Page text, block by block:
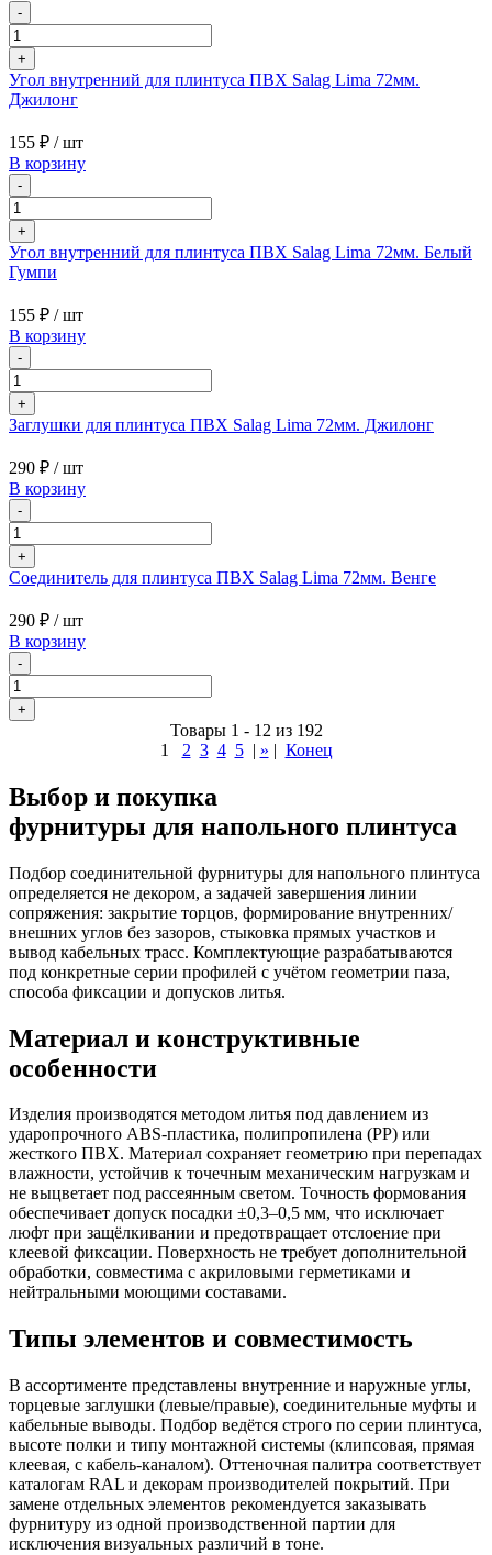
-
+
Угол внутренний для плинтуса ПВХ Salag Lima 72мм.
Джилонг
155 ₽ / шт
В корзину
-
+
Угол внутренний для плинтуса ПВХ Salag Lima 72мм. Белый
Гумпи
155 ₽ / шт
В корзину
-
+
Заглушки для плинтуса ПВХ Salag Lima 72мм. Джилонг
290 ₽ / шт
В корзину
-
+
Соединитель для плинтуса ПВХ Salag Lima 72мм. Венге
290 ₽ / шт
В корзину
-
+
Товары 1 - 12 из 192
1
2 3 4 5| » | Конец
Выбор и покупка
фурнитуры для напольного плинтуса
Подбор соединительной фурнитуры для напольного плинтуса
определяется не декором, а задачей завершения линии
сопряжения: закрытие торцов, формирование внутренних/
внешних углов без зазоров, стыковка прямых участков и
вывод кабельных трасс. Комплектующие разрабатываются
под конкретные серии профилей с учётом геометрии паза,
способа фиксации и допусков литья.
Материал и конструктивные
особенности
Изделия производятся методом литья под давлением из
ударопрочного ABS-пластика, полипропилена (PP) или
жесткого ПВХ. Материал сохраняет геометрию при перепадах
влажности, устойчив к точечным механическим нагрузкам и
не выцветает под рассеянным светом. Точность формования
обеспечивает допуск посадки ±0,3–0,5 мм, что исключает
люфт при защёлкивании и предотвращает отслоение при
клеевой фиксации. Поверхность не требует дополнительной
обработки, совместима с акриловыми герметиками и
нейтральными моющими составами.
Типы элементов и совместимость
В ассортименте представлены внутренние и наружные углы,
торцевые заглушки (левые/правые), соединительные муфты и
кабельные выводы. Подбор ведётся строго по серии плинтуса,
высоте полки и типу монтажной системы (клипсовая, прямая
клеевая, с кабель-каналом). Оттеночная палитра соответствует
каталогам RAL и декорам производителей покрытий. При
замене отдельных элементов рекомендуется заказывать
фурнитуру из одной производственной партии для
исключения визуальных различий в тоне.